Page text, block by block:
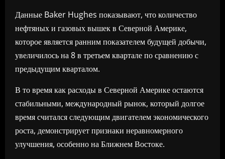
Данные Baker Hughes показывают, что количество
нефтяных и газовых вышек в Северной Америке,
которое является ранним показателем будущей добычи,
увеличилось на 8 в третьем квартале по сравнению с
предыдущим кварталом.
В то время как расходы в Северной Америке остаются
стабильными, международный рынок, который долгое
время считался следующим двигателем экономического
роста, демонстрирует признаки неравномерного
улучшения, особенно на Ближнем Востоке.